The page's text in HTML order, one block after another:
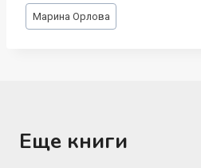
Метки
записи:
Марина Орлова
Еще книги